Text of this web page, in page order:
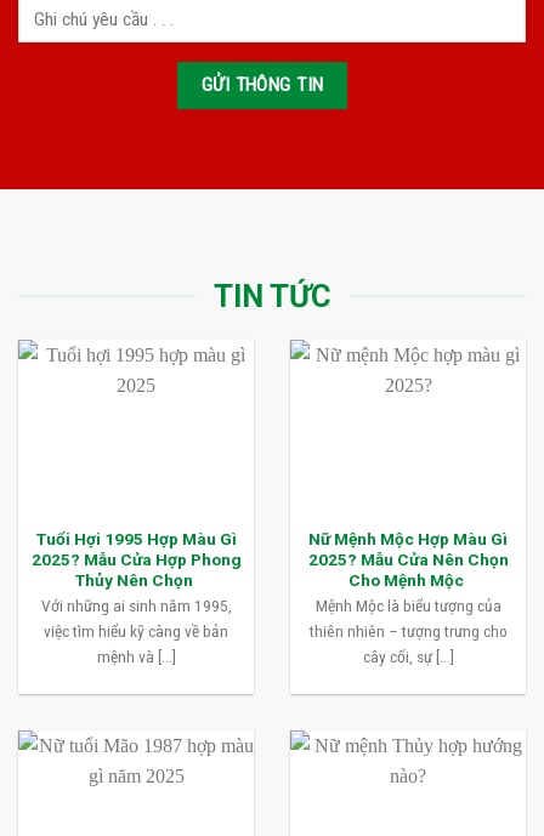
TIN TỨC
Tuổi Hợi 1995 Hợp Màu Gì
2025? Mẫu Cửa Hợp Phong
Thủy Nên Chọn
Với những ai sinh năm 1995,
việc tìm hiểu kỹ càng về bản
mệnh và [...]
Nữ Mệnh Mộc Hợp Màu Gì
2025? Mẫu Cửa Nên Chọn
Cho Mệnh Mộc
Mệnh Mộc là biểu tượng của
thiên nhiên – tượng trưng cho
cây cối, sự [...]